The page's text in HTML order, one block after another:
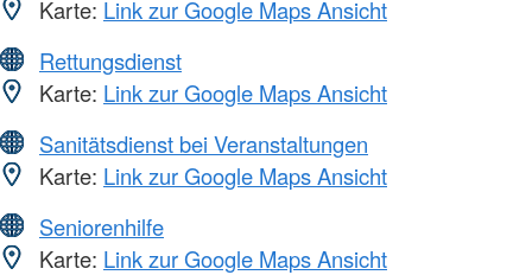
Karte: Link zur Google Maps Ansicht
Rettungsdienst
Karte: Link zur Google Maps Ansicht
Sanitätsdienst bei Veranstaltungen
Karte: Link zur Google Maps Ansicht
Seniorenhilfe
Karte: Link zur Google Maps Ansicht